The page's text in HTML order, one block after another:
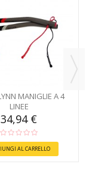
MANIGLIE A 4
LINEE
34,94 €
AL CARRELLO